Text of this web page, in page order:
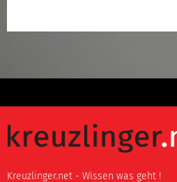
Kreuzlinger.net - Wissen was geht !